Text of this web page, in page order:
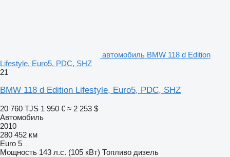
автомобиль BMW 118 d Edition
Lifestyle, Euro5, PDC, SHZ
21
BMW 118 d Edition Lifestyle, Euro5, PDC, SHZ
20 760 TJS 1 950 € ≈ 2 253 $
Автомобиль
2010
280 452 км
Euro 5
Мощность 143 л.с. (105 кВт) Топливо дизель